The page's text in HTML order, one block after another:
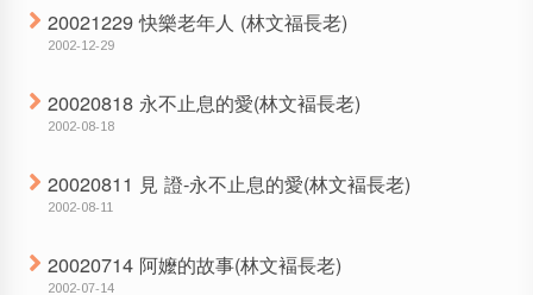
20021229 快樂老年人 (林文福長老)
2002-12-29
20020818 永不止息的愛(林文褔長老)
2002-08-18
20020811 見 證-永不止息的愛(林文褔長老)
2002-08-11
20020714 阿嬤的故事(林文褔長老)
2002-07-14